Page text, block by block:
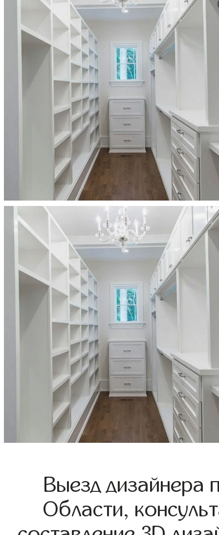
Выезд дизайнера
Области,